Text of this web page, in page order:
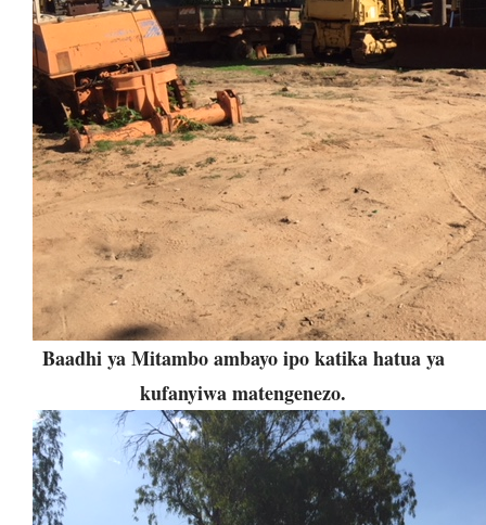
Baadhi ya Mitambo ambayo ipo katika hatua ya
kufanyiwa matengenezo.